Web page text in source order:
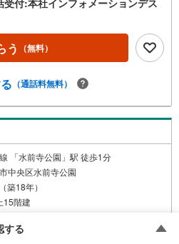
付:本社インフォメーションデス
う （無料）
（通話料無料）
「水前寺公園」駅 徒歩1分
中央区水前寺公園
築18年）
15階建
する